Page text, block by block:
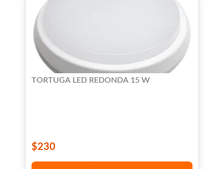
TORTUGA LED REDONDA 15 W
$230